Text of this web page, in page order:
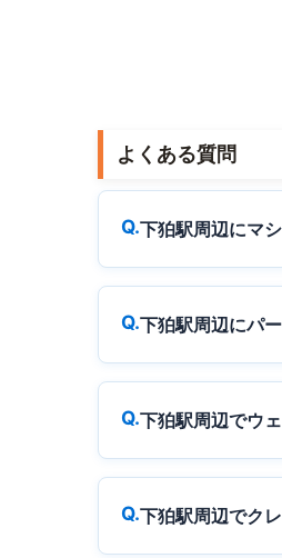
よくある質問
下狛駅周辺にマ
下狛駅周辺にパ
下狛駅周辺でウ
下狛駅周辺でク